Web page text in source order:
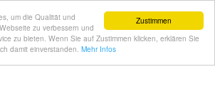
Zustimmen
um die Qualität und
zu verbessern und
zu bieten. Wenn Sie auf Zustimmen klicken, erklären Sie
damit einverstanden. Mehr Infos